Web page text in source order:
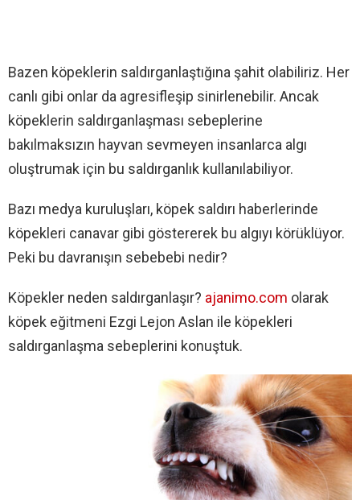
Bazen köpeklerin saldırganlaştığına şahit olabiliriz. Her
canlı gibi onlar da agresifleşip sinirlenebilir. Ancak
köpeklerin saldırganlaşması sebeplerine
bakılmaksızın hayvan sevmeyen insanlarca algı
oluştrumak için bu saldırganlık kullanılabiliyor.
Bazı medya kuruluşları, köpek saldırı haberlerinde
köpekleri canavar gibi göstererek bu algıyı körüklüyor.
Peki bu davranışın sebebebi nedir?
Köpekler neden saldırganlaşır? ajanimo.com olarak
köpek eğitmeni Ezgi Lejon Aslan ile köpekleri
saldırganlaşma sebeplerini konuştuk.